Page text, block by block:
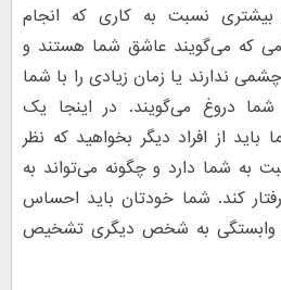
بیشتری نسبت به کاری که انجام
که می‌گویند عاشق شما هستند و
ندارند یا زمان زیادی را با شما
شما دروغ می‌گویند. در اینجا یک
از افراد دیگر بخواهید که نظر
به شما دارد و چگونه می‌تواند به
کند. شما خودتان باید احساس
وابستگی به شخص دیگری تشخیص